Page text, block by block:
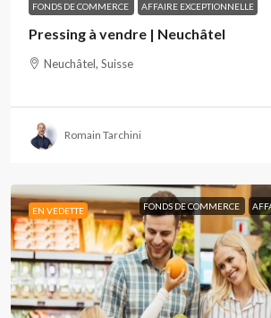
FONDS DE COMMERCE AFFAIRE EXCEPTIONNELLE
Pressing à vendre | Neuchâtel
Neuchâtel, Suisse
Romain Tarchini
EN VEDETTE FONDS DE COMMERCE